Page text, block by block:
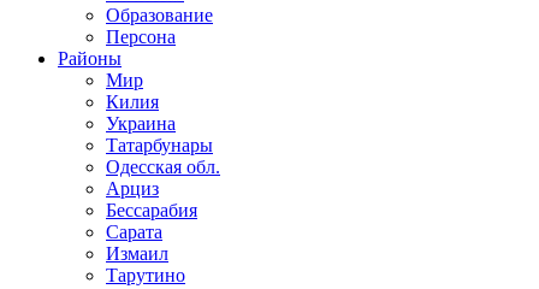
Образование
Персона
Районы
Мир
Килия
Украина
Татарбунары
Одесская обл.
Арциз
Бессарабия
Сарата
Измаил
Тарутино